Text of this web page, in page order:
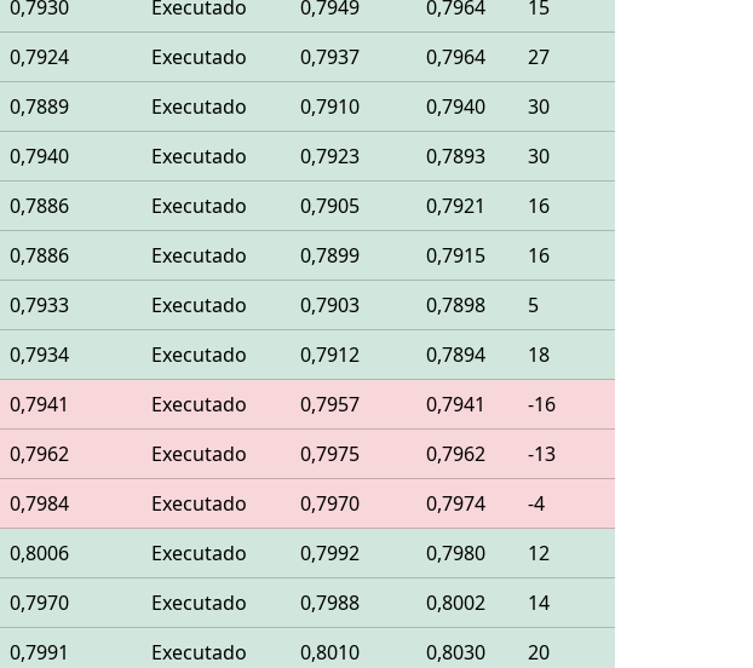
0,7930 Executado 0,7949 0,7964
15
0,7924 Executado 0,7937 0,7964
27
0,7889 Executado 0,7910 0,7940
30
0,7940 Executado 0,7923 0,7893
30
0,7886 Executado 0,7905 0,7921
16
0,7886 Executado 0,7899 0,7915
16
0,7933 Executado 0,7903 0,7898
5
0,7934 Executado 0,7912 0,7894
18
0,7941 Executado 0,7957 0,7941
-16
0,7962 Executado 0,7975 0,7962
-13
0,7984 Executado 0,7970 0,7974
-4
0,8006 Executado 0,7992 0,7980
12
0,7970 Executado 0,7988 0,8002
14
0,7991 Executado 0,8010 0,8030
20